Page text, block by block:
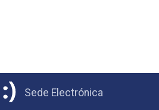
Sede Electrónica